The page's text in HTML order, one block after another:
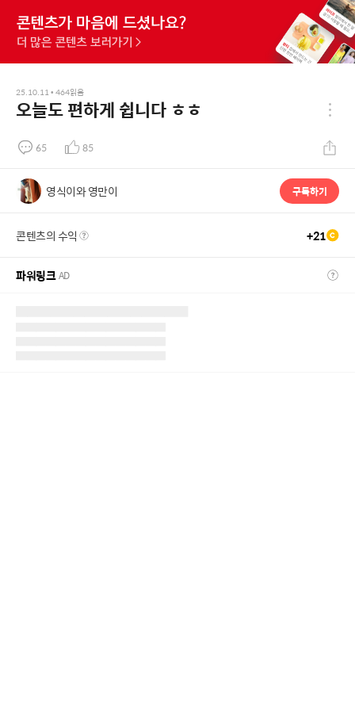
25.10.11• 464읽음
오늘도 편하게 쉽니다 ㅎㅎ
65 85
영식이와 영만이 구독하기
콘텐츠의 수익 +21
파워링크AD